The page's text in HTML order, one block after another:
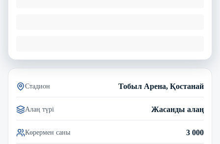
Стадион Тобыл Арена, Қостанай
Алаң түрі Жасанды алаң
Көрермен саны 3 000